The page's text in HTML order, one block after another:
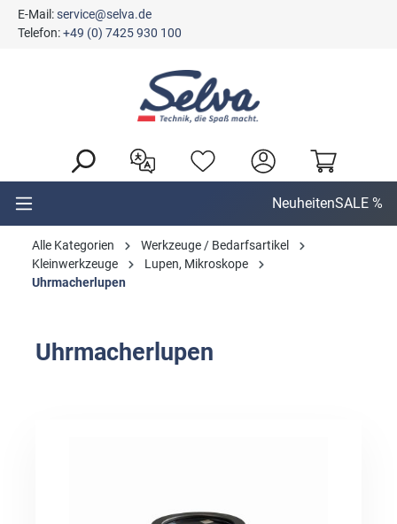
springen
E-Mail:service@selva.de
Telefon:+49 (0) 7425 930 100
NeuheitenSALE %
Alle Kategorien
Werkzeuge / Bedarfsartikel
Kleinwerkzeuge
Lupen, Mikroskope
Uhrmacherlupen
Uhrmacherlupen